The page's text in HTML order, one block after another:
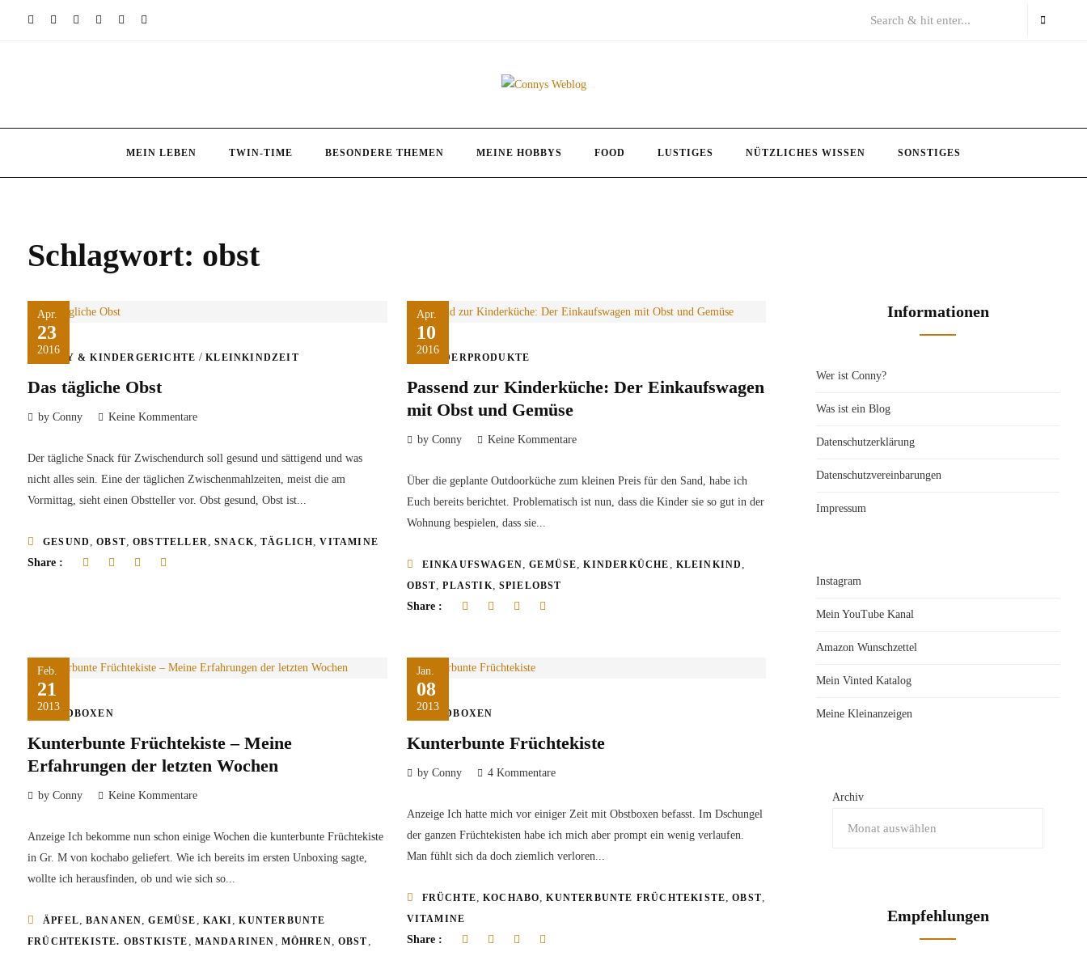
MEIN LEBEN TWIN-TIME BESONDERE THEMEN MEINE HOBBYS FOOD LUSTIGES NÜTZLICHES WISSEN SONSTIGES
Schlagwort: obst
Apr.
23
2016
BABY & KINDERGERICHTE /KLEINKINDZEIT
Das tägliche Obst
by Conny Keine Kommentare
Der tägliche Snack für Zwischendurch soll gesund und sättigend und was
nicht alles sein. Eine der täglichen Zwischenmahlzeiten, meist die am
Vormittag, sieht einen Obstteller vor. Obst gesund, Obst ist...
GESUND ,OBST ,OBSTTELLER ,SNACK ,TÄGLICH ,VITAMINE
Share :
Apr.
10
2016
KINDERPRODUKTE
Passend zur Kinderküche: Der Einkaufswagen
mit Obst und Gemüse
by Conny Keine Kommentare
Über die geplante Outdoorküche zum kleinen Preis für den Sand, habe ich
Euch bereits berichtet. Problematisch ist nun, dass die Kinder sie so gut in der
Wohnung bespielen, dass sie...
EINKAUFSWAGEN ,GEMÜSE ,KINDERKÜCHE KLEINKIND
OBST ,PLASTIK SPIELOBST
Share :
Feb.
21
2013
FOODBOXEN
Kunterbunte Früchtekiste – Meine
Erfahrungen der letzten Wochen
by Conny Keine Kommentare
Anzeige Ich bekomme nun schon einige Wochen die kunterbunte Früchtekiste
in Gr. M von kochabo geliefert. Wie ich bereits im ersten Unboxing sagte,
wollte ich herausfinden, ob und wie sich so...
ÄPFEL, BANANEN,GEMÜSE , KAKI,KUNTERBUNTE
FRÜCHTEKISTE. OBSTKISTE , MANDARINEN , MÖHREN, OBST ,
Jan.
08
2013
FOODBOXEN
Kunterbunte Früchtekiste
by Conny 4 Kommentare
Anzeige Ich hatte mich vor einiger Zeit mit Obstboxen befasst. Im Dschungel
der ganzen Früchtekisten habe ich mich aber prompt ein wenig verlaufen.
Man fühlt sich da doch ziemlich verloren...
FRÜCHTE, KOCHABO,KUNTERBUNTE FRÜCHTEKISTE,OBST,
VITAMINE
Share :
Informationen
Wer ist Conny?
Was ist ein Blog
Datenschutzerklärung
Datenschutzvereinbarungen
Impressum
Instagram
Mein YouTube Kanal
Amazon Wunschzettel
Mein Vinted Katalog
Meine Kleinanzeigen
Archiv
Empfehlungen